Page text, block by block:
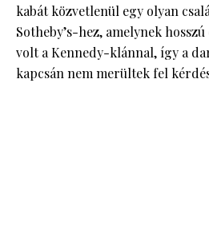
kabát közvetlenül egy olyan
Sotheby’s-hez, amelynek
volt a Kennedy-klánnal, így a
kapcsán nem merültek fel